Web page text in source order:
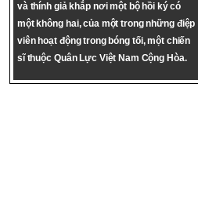
và thính giả khắp nơi một bộ hồi ký có
một không hai, của một trong những điệp
viên hoạt động trong bóng tối, một chiến
sĩ thuộc Quân Lực Việt Nam Cộng Hòa.